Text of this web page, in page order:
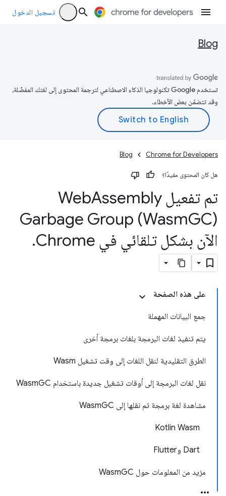
تسجيل الدخول
Blog
تستخدم Google تكنولوجيا الذكاء الاصطناعي لترجمة المحتوى إلى لغتك المفضّلة،
وقد تتضمّن بعض الأخطاء.
Chrome for Developers
Blog
هل كان المحتوى مفيدًا؟
تم تفعيل Web Assembly
Garbage Group (WasmGC)
الآن بشكل تلقائي في Chrome
.
على هذه الصفحة
جمع البيانات المهملة
يتم تنفيذ لغات البرمجة بلغات برمجة أخرى
الطرق التقليدية لنقل اللغات إلى وقت تشغيل Wasm
نقل لغات البرمجة إلى أوقات تشغيل جديدة باستخدام WasmGC
مشاهدة لغة برمجة تم نقلها إلى WasmGC
Kotlin Wasm
Dart وFlutter
مزيد من المعلومات حول WasmGC